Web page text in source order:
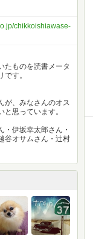
chikkoishiawase-
たものを読書メータ
す。
が、みなさんのオス
と思っています。
・伊坂幸太郎さん・
谷オサムさん・辻村